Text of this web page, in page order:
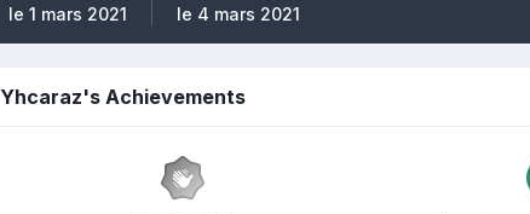
le 1 mars 2021 le 4 mars 2021
Yhcaraz's Achievements